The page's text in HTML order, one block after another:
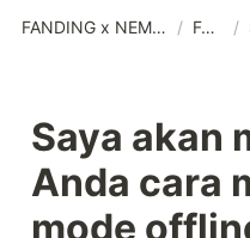
FANDING x NEMOZ (IND) / FAQs /
Saya akan
Anda cara
mode